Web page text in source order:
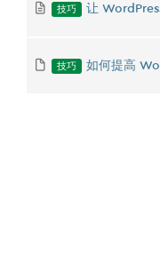
技巧 让
技巧 如何提高